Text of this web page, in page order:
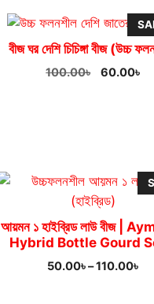
বীজ ঘর দেশি চিচিঙ্গা বীজ (উচ্চ
100.00৳
Original
60.00৳
আয়মন ১ হাইব্রিড লাউ বীজ |
Hybrid Bottle Gourd
50.00৳–110.00৳